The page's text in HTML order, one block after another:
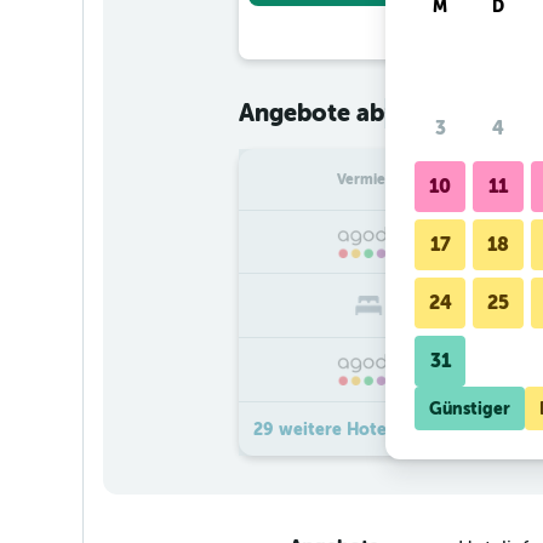
Angebote ab€ 63
Vermieter
29 weitere Hotel Ilunion Bilbao
M D
3 4
10 11
17 18
24 25
31
Günstiger